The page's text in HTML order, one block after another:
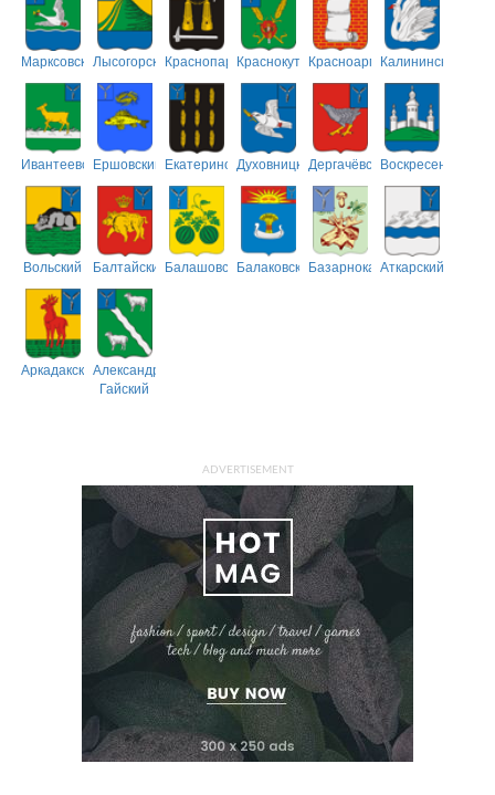
МарксовскийЛысогорскийКраснопартизанский
КраснокутскийКрасноармейский
Калининский
ИвантеевскийЕршовский ЕкатериновскийДуховницкийДергачёвскийВоскресенский
Вольский БалтайскийБалашовскийБалаковскийБазарнокарабулакский
Аткарский
АркадакскийАлександрово-
Гайский
ADVERTISEMENT